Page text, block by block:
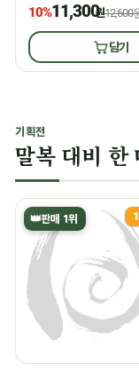
10%11,300원12,600
담기
기획전
말복 대비 한
👑판매 1위